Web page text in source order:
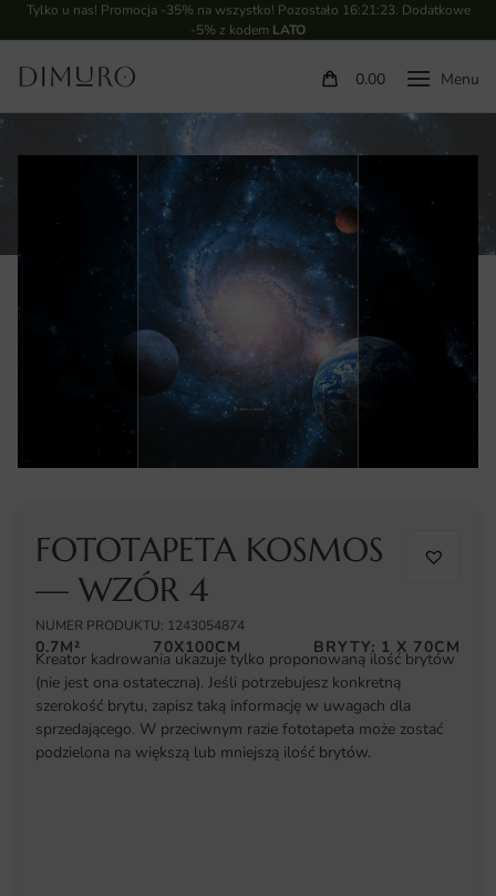
Tylko u nas! Promocja -35% na wszystko! Pozostało 16:21:22. Dodatkowe
-5% z kodem LATO
0.00
FOTOTAPETA KOSMOS
— WZÓR 4
NUMER PRODUKTU: 1243054874
0.7M² 70X100CM BRYTY: 1 X 70CM
Kreator kadrowania ukazuje tylko proponowaną ilość brytów
(nie jest ona ostateczna). Jeśli potrzebujesz konkretną
szerokość brytu, zapisz taką informację w uwagach dla
sprzedającego. W przeciwnym razie fototapeta może zostać
podzielona na większą lub mniejszą ilość brytów.